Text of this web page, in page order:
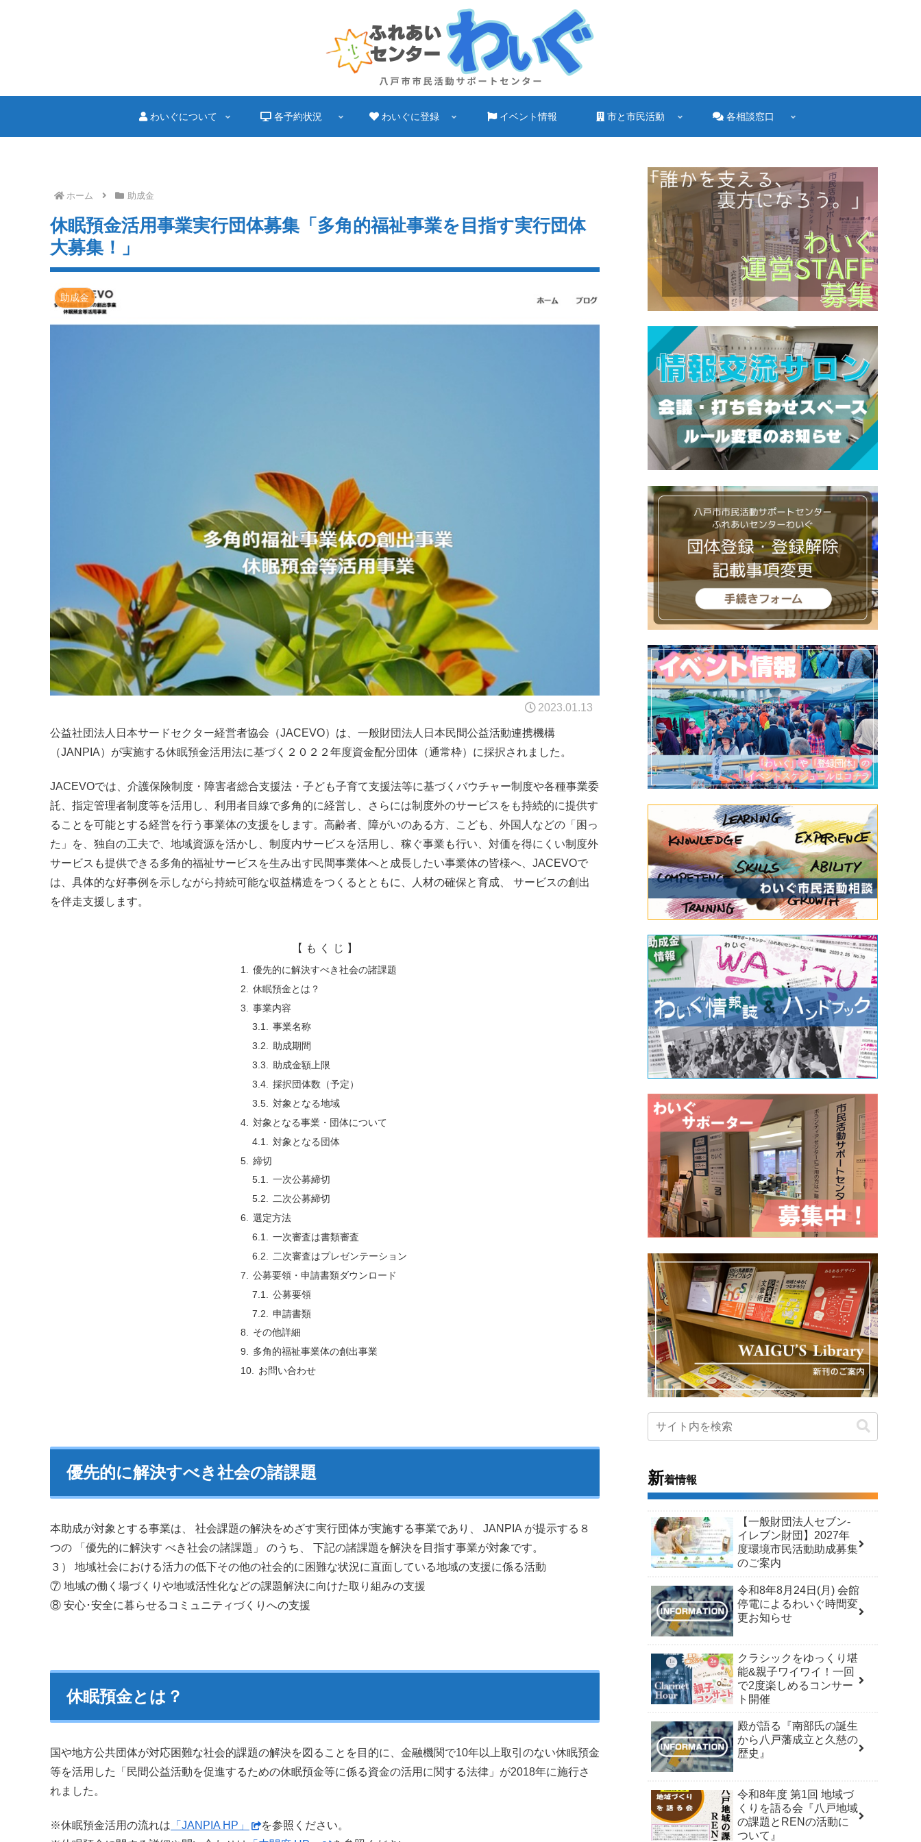
わいぐについて 各予約状況 わいぐに登録 イベント情報 市と市民活動 各相談窓口
ホーム 助成金
休眠預金活用事業実行団体募集「多角的福祉事業を目指す実行団体
大募集！」
助成金
2023.01.13
公益社団法人日本サードセクター経営者協会（JACEVO）は、一般財団法人日本民間公益活動連携機構
（JANPIA）が実施する休眠預金活用法に基づく２０２２年度資金配分団体（通常枠）に採択されました。
JACEVOでは、介護保険制度・障害者総合支援法・子ども子育て支援法等に基づくバウチャー制度や各種事業委
託、指定管理者制度等を活用し、利用者目線で多角的に経営し、さらには制度外のサービスをも持続的に提供す
ることを可能とする経営を行う事業体の支援をします。高齢者、障がいのある方、こども、外国人などの「困っ
た」を、独自の工夫で、地域資源を活かし、制度内サービスを活用し、稼ぐ事業も行い、対価を得にくい制度外
サービスも提供できる多角的福祉サービスを生み出す民間事業体へと成長したい事業体の皆様へ、JACEVOで
は、具体的な好事例を示しながら持続可能な収益構造をつくるとともに、人材の確保と育成、 サービスの創出
を伴走支援します。
【 も く じ 】
優先的に解決すべき社会の諸課題
休眠預金とは？
事業内容
事業名称
助成期間
助成金額上限
採択団体数（予定）
対象となる地域
対象となる事業・団体について
対象となる団体
締切
一次公募締切
二次公募締切
選定方法
一次審査は書類審査
二次審査はプレゼンテーション
公募要領・申請書類ダウンロード
公募要領
申請書類
その他詳細
多角的福祉事業体の創出事業
お問い合わせ
優先的に解決すべき社会の諸課題
本助成が対象とする事業は、 社会課題の解決をめざす実行団体が実施する事業であり、 JANPIA が提示する８
つの 「優先的に解決す べき社会の諸課題」 のうち、 下記の諸課題を解決を目指す事業が対象です。
３） 地域社会における活力の低下その他の社会的に困難な状況に直面している地域の支援に係る活動
⑦ 地域の働く場づくりや地域活性化などの課題解決に向けた取り組みの支援
⑧ 安心･安全に暮らせるコミュニティづくりへの支援
休眠預金とは？
国や地方公共団体が対応困難な社会的課題の解決を図ることを目的に、金融機関で10年以上取引のない休眠預金
等を活用した「民間公益活動を促進するための休眠預金等に係る資金の活用に関する法律」が2018年に施行さ
れました。
※休眠預金活用の流れは 「JANPIA HP」
を参照ください。
新着情報
【一般財団法人セブン-
イレブン財団】2027年
度環境市民活動助成募集
のご案内
令和8年8月24日(月) 会館
停電によるわいぐ時間変
更お知らせ
クラシックをゆっくり堪
能&親子ワイワイ！一回
で2度楽しめるコンサー
ト開催
殿が語る『南部氏の誕生
から八戸藩成立と久慈の
歴史』
令和8年度 第1回 地域づ
くりを語る会『八戸地域
の課題とRENの活動に
ついて』